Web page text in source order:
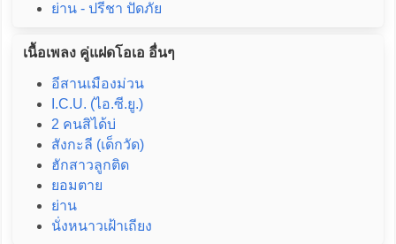
ย่าน - ปรีชา ปัดภัย
เนื้อเพลง คู่แฝดโอเอ อื่นๆ
อีสานเมืองม่วน
I.C.U. (ไอ.ซี.ยู.)
2 คนสิได้บ่
สังกะลี (เด็กวัด)
ฮักสาวลูกติด
ยอมตาย
ย่าน
นั่งหนาวเฝ้าเถียง